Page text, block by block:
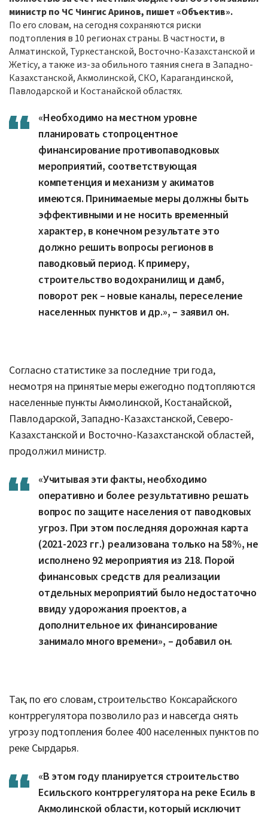
министр по ЧС ЧингисАринов, пишет «Объектив».
По его словам, на сегодня сохраняются риски
подтопления в 10 регионах страны. В частности, в
Алматинской, Туркестанской, Восточно-Казахстанской и
Жетісу, а также из-за обильного таяния снега в Западно-
Казахстанской, Акмолинской, СКО, Карагандинской,
Павлодарской и Костанайской областях.
«Необходимо на местном уровне
планировать стопроцентное
финансирование противопаводковых
мероприятий, соответствующая
компетенция и механизм у акиматов
имеются. Принимаемые меры должны быть
эффективными и не носить временный
характер, в конечном результате это
должно решить вопросы регионов в
паводковый период. К примеру,
строительство водохранилищ и дамб,
поворот рек – новые каналы, переселение
населенных пунктов и др.», – заявил он.
Согласно статистике за последние три года,
несмотря на принятые меры ежегодно подтопляются
населенные пункты Акмолинской, Костанайской,
Павлодарской, Западно-Казахстанской, Северо-
Казахстанской и Восточно-Казахстанской областей,
продолжил министр.
«Учитывая эти факты, необходимо
оперативно и более результативно решать
вопрос по защите населения от паводковых
угроз. При этом последняя дорожная карта
(2021-2023 гг.) реализована только на 58%, не
исполнено 92 мероприятия из 218. Порой
финансовых средств для реализации
отдельных мероприятий было недостаточно
ввиду удорожания проектов, а
дополнительное их финансирование
занимало много времени», – добавил он.
Так, по его словам, строительство Коксарайского
контррегулятора позволило раз и навсегда снять
угрозу подтопления более 400 населенных пунктов по
реке Сырдарья.
«В этом году планируется строительство
Есильского контррегулятора на реке Есиль в
Акмолинской области, который исключит